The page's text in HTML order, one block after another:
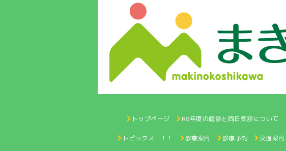
トップページ R8年度の健診と同日受診について
トピックス ！！ 診療案内 診療予約 交通案内